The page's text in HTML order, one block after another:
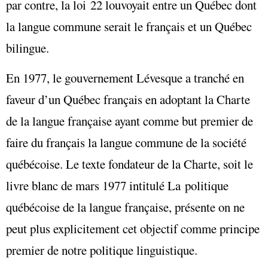
par contre, la loi 22 louvoyait entre un Québec dont
la langue commune serait le français et un Québec
bilingue.
En 1977, le gouvernement Lévesque a tranché en
faveur d’un Québec français en adoptant la Charte
de la langue française ayant comme but premier de
faire du français la langue commune de la société
québécoise. Le texte fondateur de la Charte, soit le
livre blanc de mars 1977 intitulé La politique
québécoise de la langue française, présente on ne
peut plus explicitement cet objectif comme principe
premier de notre politique linguistique.